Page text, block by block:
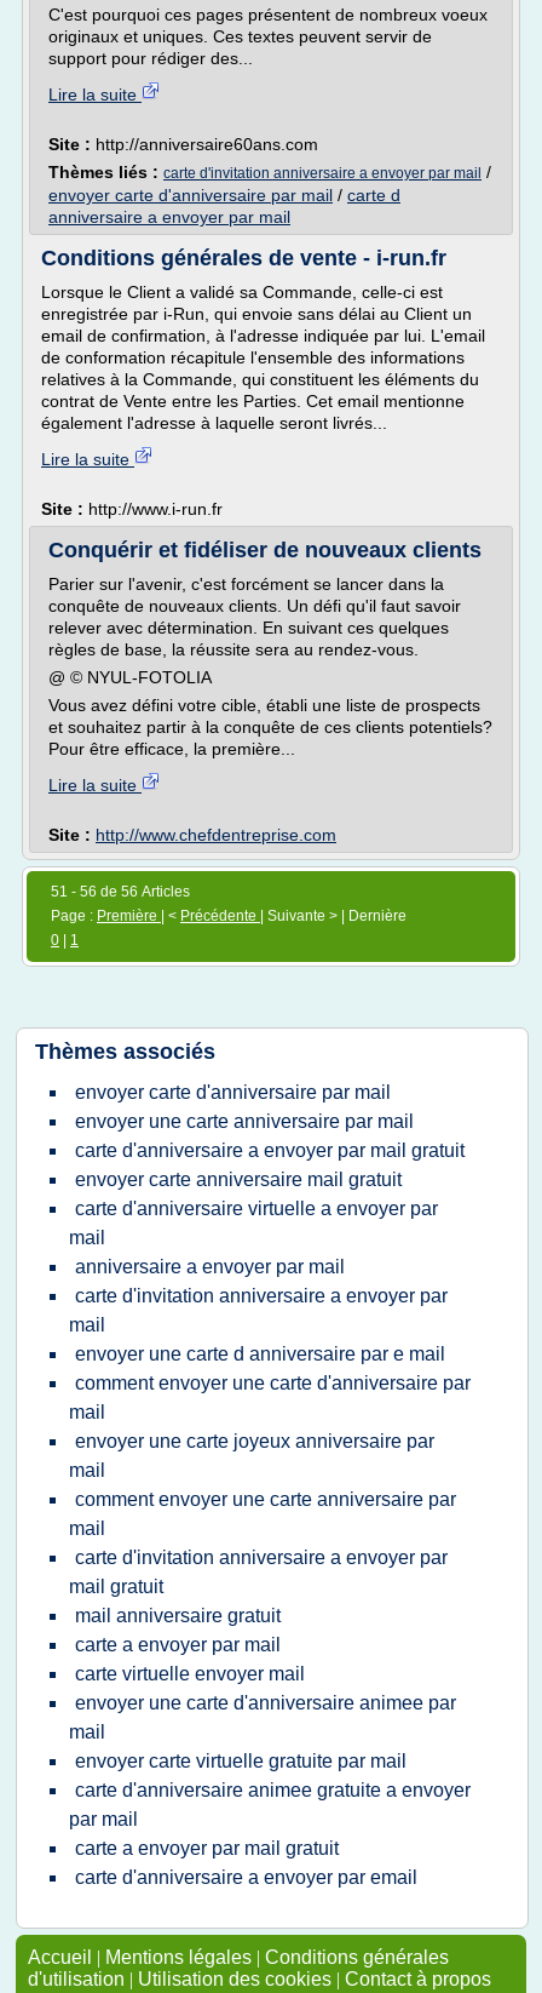
C'est pourquoi ces pages présentent de nombreux voeux
originaux et uniques. Ces textes peuvent servir de
support pour rédiger des...
Lire la suite
Site : http://anniversaire60ans.com
Thèmes liés : carte d'invitation anniversaire a envoyer par mail /
envoyer carte d'anniversaire par mail / carte d
anniversaire a envoyer par mail
Conditions générales de vente - i-run.fr
Lorsque le Client a validé sa Commande, celle-ci est
enregistrée par i-Run, qui envoie sans délai au Client un
email de confirmation, à l'adresse indiquée par lui. L'email
de conformation récapitule l'ensemble des informations
relatives à la Commande, qui constituent les éléments du
contrat de Vente entre les Parties. Cet email mentionne
également l'adresse à laquelle seront livrés...
Lire la suite
Site : http://www.i-run.fr
Conquérir et fidéliser de nouveaux clients
Parier sur l'avenir, c'est forcément se lancer dans la
conquête de nouveaux clients. Un défi qu'il faut savoir
relever avec détermination. En suivant ces quelques
règles de base, la réussite sera au rendez-vous.
@ © NYUL-FOTOLIA
Vous avez défini votre cible, établi une liste de prospects
et souhaitez partir à la conquête de ces clients potentiels?
Pour être efficace, la première...
Lire la suite
Site : http://www.chefdentreprise.com
51 - 56 de 56 Articles
Page : Première | < Précédente
| Suivante > | Dernière
0
1
Thèmes associés
envoyer carte d'anniversaire par mail
envoyer une carte anniversaire par mail
carte d'anniversaire a envoyer par mail gratuit
envoyer carte anniversaire mail gratuit
carte d'anniversaire virtuelle a envoyer par
mail
anniversaire a envoyer par mail
carte d'invitation anniversaire a envoyer par
mail
envoyer une carte d anniversaire par e mail
comment envoyer une carte d'anniversaire par
mail
envoyer une carte joyeux anniversaire par
mail
comment envoyer une carte anniversaire par
mail
carte d'invitation anniversaire a envoyer par
mail gratuit
mail anniversaire gratuit
carte a envoyer par mail
carte virtuelle envoyer mail
envoyer une carte d'anniversaire animee par
mail
envoyer carte virtuelle gratuite par mail
carte d'anniversaire animee gratuite a envoyer
par mail
carte a envoyer par mail gratuit
carte d'anniversaire a envoyer par email
Accueil | Mentions légales | Conditions générales
d'utilisation | Utilisation des cookies | Contact à propos